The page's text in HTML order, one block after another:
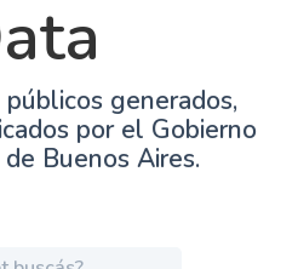
generados,
por el Gobierno
Buenos Aires.